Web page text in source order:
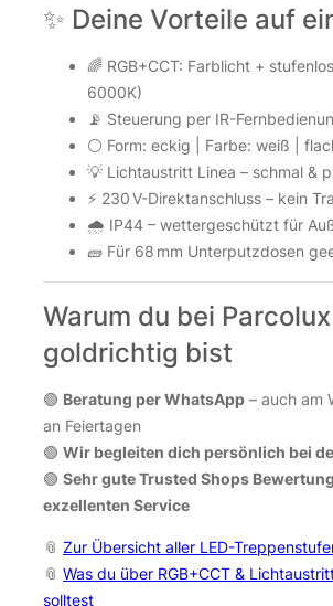
✨ Deine Vorteile auf
🌈 RGB+CCT: Farblicht +
6000K)
📡 Steuerung per IR-
⚪ Form: eckig | Farbe: weiß |
💡 Lichtaustritt Linea – schmal &
⚡ 230 V-Direktanschluss – kein
🌧️ IP44 – wettergeschützt für
🧱 Für 68 mm Unterputzdosen
Warum du bei Parcolux
goldrichtig bist
🟢 Beratung per WhatsApp – auch am
an Feiertagen
🟢 Wir begleiten dich persönlich bei
🟢 Sehr gute Trusted Shops
exzellenten Service
📎 Zur Übersicht aller LED-
📎 Was du über RGB+CCT &
solltest